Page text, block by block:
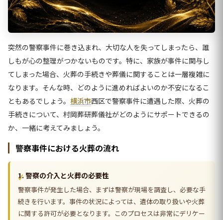
突然の警察事件に巻き込まれ、大切な人を失ってしまったら、誰
しもが心の整理がつかないものです。特に、家族が事件に関与し
てしまった場合、火葬の手続きや葬儀に関することは一層複雑に
なります。そんな時、どのように進めればよいのか不安になるこ
ともあるでしょう。 横浜市西区で警察事件に遭遇した際、火葬の
手続きについて、村岡葬研葬儀社がどのようにサポートできるの
か、一緒に考えてみましょう。
警察事件における火葬の流れ
1. 警察の介入と火葬の必要性
警察事件が発生した場合、まずは警察が現場を調査し、必要な手
続きを行います。事件の状況によっては、遺体の取り扱いや火葬
に関する許可が必要となります。このプロセスは非常にデリケー